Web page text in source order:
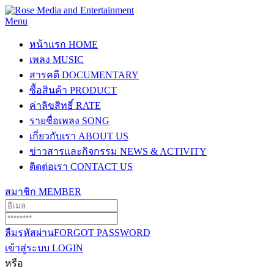
Menu
หน้าแรก HOME
เพลง MUSIC
สารคดี DOCUMENTARY
ซื้อสินค้า PRODUCT
ค่าลิขสิทธิ์ RATE
รายชื่อเพลง SONG
เกี่ยวกับเรา ABOUT US
ข่าวสารและกิจกรรม NEWS & ACTIVITY
ติดต่อเรา CONTACT US
สมาชิก MEMBER
ลืมรหัสผ่านFORGOT PASSWORD
เข้าสู่ระบบ LOGIN
หรือ